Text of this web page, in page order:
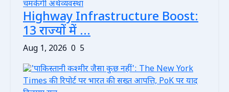
Highway Infrastructure Boost:
13 राज्यों में ...
Aug 1, 2026 0 5